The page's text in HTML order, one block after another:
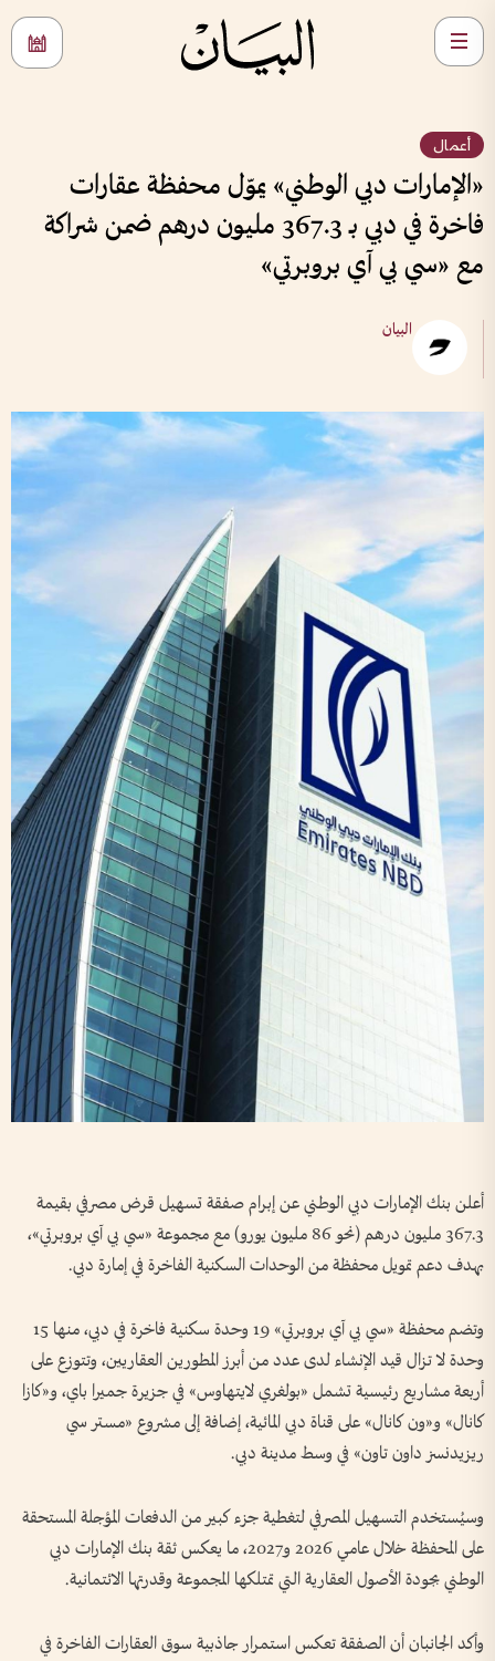
أعمال
«الإمارات دبي الوطني» يموّل محفظة عقارات
فاخرة في دبي بـ 367.3 مليون درهم ضمن شراكة
مع «سي بي آي بروبرتي»
البيان
أعلن بنك الإمارات دبي الوطني عن إبرام صفقة تسهيل قرض مصرفي بقيمة
367.3 مليون درهم (نحو 86 مليون يورو) مع مجموعة «سي بي آي بروبرتي»،
بهدف دعم تمويل محفظة من الوحدات السكنية الفاخرة في إمارة دبي.
وتضم محفظة «سي بي آي بروبرتي» 19 وحدة سكنية فاخرة في دبي، منها 15
وحدة لا تزال قيد الإنشاء لدى عدد من أبرز المطورين العقاريين، وتتوزع على
أربعة مشاريع رئيسية تشمل «بولغري لايتهاوس» في جزيرة جميرا باي، و«كازا
كانال» و«ون كانال» على قناة دبي المائية، إضافة إلى مشروع «مستر سي
ريزيدنسز داون تاون» في وسط مدينة دبي.
وسيُستخدم التسهيل المصرفي لتغطية جزء كبير من الدفعات المؤجلة المستحقة
على المحفظة خلال عامي 2026 و2027، ما يعكس ثقة بنك الإمارات دبي
الوطني بجودة الأصول العقارية التي تمتلكها المجموعة وقدرتها الائتمانية.
وأكد الجانبان أن الصفقة تعكس استمرار جاذبية سوق العقارات الفاخرة في